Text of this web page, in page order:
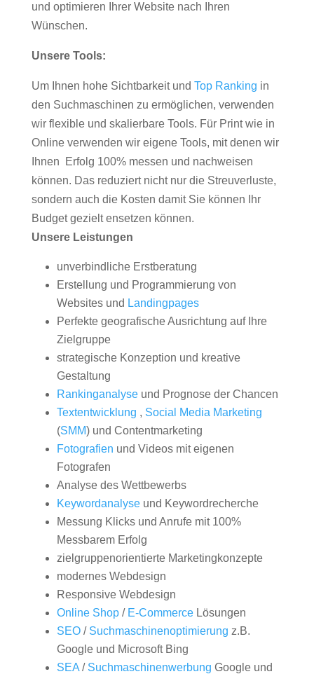
und optimieren Ihrer Website nach Ihren
Wünschen.
Unsere Tools:
Um Ihnen hohe Sichtbarkeit und Top Ranking in
den Suchmaschinen zu ermöglichen, verwenden
wir flexible und skalierbare Tools. Für Print wie in
Online verwenden wir eigene Tools, mit denen wir
Ihnen Erfolg 100% messen und nachweisen
können. Das reduziert nicht nur die Streuverluste,
sondern auch die Kosten damit Sie können Ihr
Budget gezielt ensetzen können.
Unsere Leistungen
unverbindliche Erstberatung
Erstellung und Programmierung von
Websites und Landingpages
Perfekte geografische Ausrichtung auf Ihre
Zielgruppe
strategische Konzeption und kreative
Gestaltung
Rankinganalyseund Prognose der Chancen
Textentwicklung , Social Media Marketing
(SMM) und Contentmarketing
Fotografien und Videos mit eigenen
Fotografen
Analyse des Wettbewerbs
Keywordanalyseund Keywordrecherche
Messung Klicks und Anrufe mit 100%
Messbarem Erfolg
zielgruppenorientierte Marketingkonzepte
modernes Webdesign
Responsive Webdesign
Online Shop/ E-CommerceLösungen
SEO/ Suchmaschinenoptimierung z.B.
Google und Microsoft Bing
SEA/ Suchmaschinenwerbung Google und